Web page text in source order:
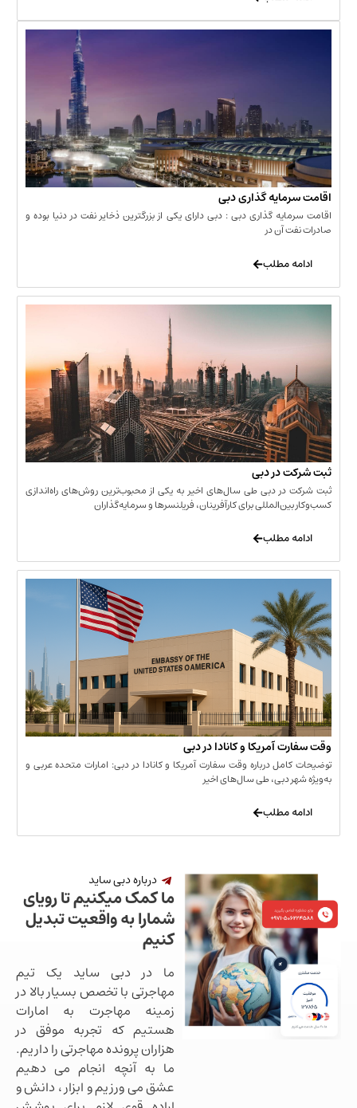
گذاری دبی
گذاری دبی : دبی دارای یکی از بزرگترین ذخایر نفت در دنیا بوده و
در دبی
دبی طی سال‌های اخیر به یکی از محبوب‌ترین روش‌های راه‌اندازی
برای کارآفرینان، فریلنسرها و سرمایه‌گذاران
آمریکا و کانادا در دبی
درباره وقت سفارت آمریکا و کانادا در دبی: امارات متحده عربی و
دبی، طی سال‌های اخیر
درباره دبی ساید
ما کمک میکنیم تا رویای
شمارا به واقعیت تبدیل
کنیم
ما در دبی ساید یک تیم
مهاجرتی با تخصص بسیار بالا در
زمینه مهاجرت به امارات
هستیم که تجربه موفق در
هزاران پرونده مهاجرتی را داریم.
ما به آنچه انجام می دهیم
عشق می ورزیم و ابزار ، دانش و